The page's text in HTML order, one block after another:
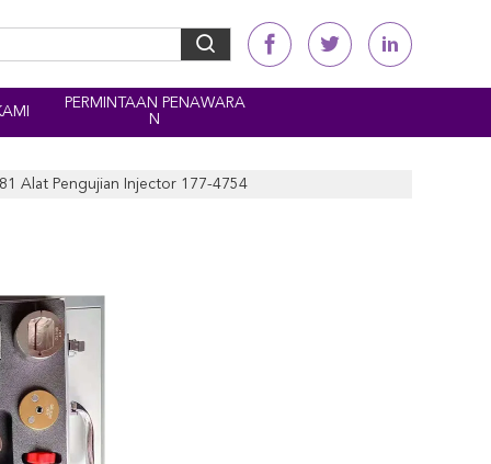
PERMINTAAN PENAWARA
N
Alat Pengujian Injector 177-4754